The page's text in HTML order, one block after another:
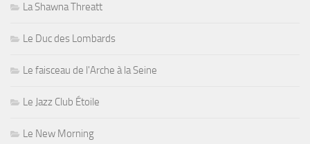
La Shawna Threatt
Le Duc des Lombards
Le faisceau de l'Arche à la Seine
Le Jazz Club Étoile
Le New Morning